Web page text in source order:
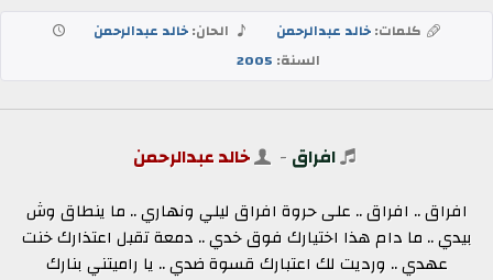
كلمات:خالد عبدالرحمن الحان:خالد عبدالرحمن
السنة: 2005
افراق - خالد عبدالرحمن
افراق .. افراق .. على حروة افراق ليلي ونهاري .. ما ينطاق وش
بيدي .. ما دام هذا اختيارك فوق خدي .. دمعة تقبل اعتذارك خنت
عهدي .. ورديت لك اعتبارك قسوة ضدي .. يا راميتني بنارك